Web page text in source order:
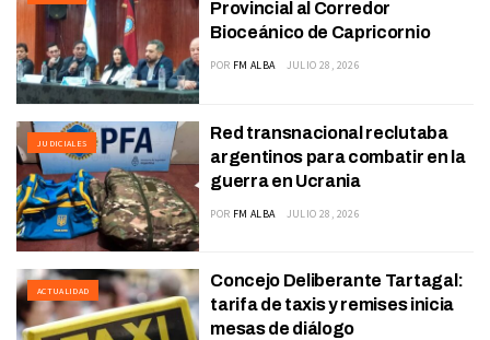
Provincial al Corredor
Bioceánico de Capricornio
POR FM ALBA JULIO 28, 2026
JUDICIALES
Red transnacional reclutaba
argentinos para combatir en la
guerra en Ucrania
POR FM ALBA JULIO 28, 2026
ACTUALIDAD
Concejo Deliberante Tartagal:
tarifa de taxis y remises inicia
mesas de diálogo